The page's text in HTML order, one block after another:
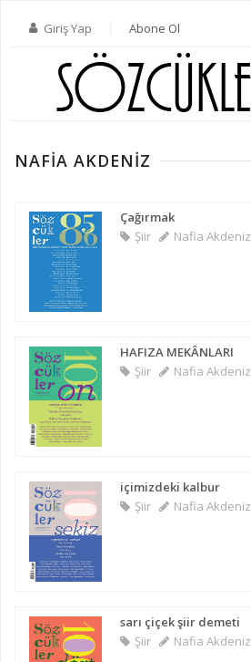
Giriş Yap Abone Ol
TÜM SAYILAR
KATEGORILER
YAZARLAR
ABONE OL
KITAPLAR
İLETIŞIM
NAFIA AKDENIZ
Çağırmak
Şiir
Nafia Akdeniz
HAFIZA MEKÂNLARI
Şiir
Nafia Akdeniz
içimizdeki kalbur
Şiir
Nafia Akdeniz
sarı çiçek şiir demeti
Şiir
Nafia Akdeniz